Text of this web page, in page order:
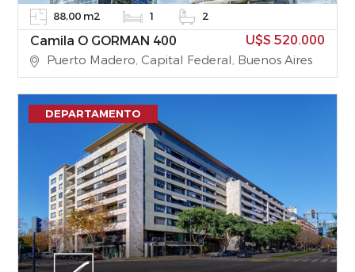
88,00 m2 1 2
Camila O GORMAN 400 U$S 520.000
Puerto Madero, Capital Federal, Buenos Aires
DEPARTAMENTO